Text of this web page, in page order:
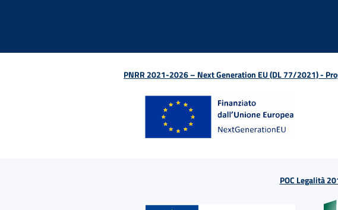
PNRR 2021-2026 – Next Generation EU (DL 77/2021) -
POC Legalità